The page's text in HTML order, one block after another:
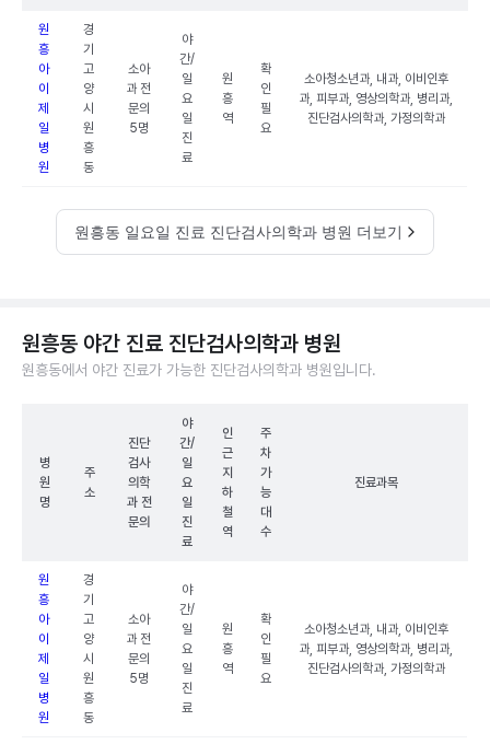
원
흥
아
이
제
일
병
원
경
기
고
양
시
원
흥
동
소아
과 전
문의
5명
야
간/
일
요
일
진
료
원
흥
역
확
인
필
요
소아청소년과, 내과, 이비인후
과, 피부과, 영상의학과, 병리과,
진단검사의학과, 가정의학과
원흥동 일요일 진료 진단검사의학과 병원 더보기
원흥동 야간 진료 진단검사의학과 병원
원흥동에서 야간 진료가 가능한 진단검사의학과 병원입니다.
병
원
명
주
소
진단
검사
의학
과 전
문의
야
간/
일
요
일
진
료
인
근
지
하
철
역
주
차
가
능
대
수
진료과목
원
흥
아
이
제
일
병
원
경
기
고
양
시
원
흥
동
소아
과 전
문의
5명
야
간/
일
요
일
진
료
원
흥
역
확
인
필
요
소아청소년과, 내과, 이비인후
과, 피부과, 영상의학과, 병리과,
진단검사의학과, 가정의학과